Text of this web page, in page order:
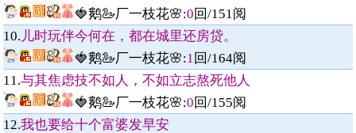
🍓鹅🦢厂一枝花🌸:0回/151阅
10. 儿时玩伴今何在，都在城里还房贷。
🍓鹅🦢厂一枝花🌸:1回/164阅
11.与其焦虑技不如人，不如立志熬死他人
🍓鹅🦢厂一枝花🌸:0回/155阅
12.我也要给十个富婆发早安